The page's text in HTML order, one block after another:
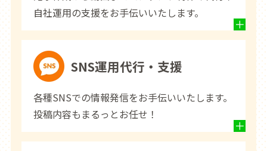
自社運用の支援をお手伝いいたします。
SNS運用代行・支援
各種SNSでの情報発信をお手伝いいたします。
投稿内容もまるっとお任せ！